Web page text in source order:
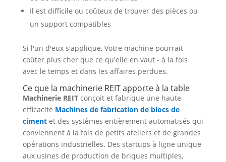
Il est difficile ou coûteux de trouver des pièces ou
un support compatibles
Si l'un d'eux s'applique, Votre machine pourrait
coûter plus cher que ce qu'elle en vaut - à la fois
avec le temps et dans les affaires perdues.
Ce que la machinerie REIT apporte à la table
Machinerie REITconçoit et fabrique une haute
efficacité Machines de fabrication de blocs de
cimentet des systèmes entièrement automatisés qui
conviennent à la fois de petits ateliers et de grandes
opérations industrielles. Des startups à ligne unique
aux usines de production de briques multiples,